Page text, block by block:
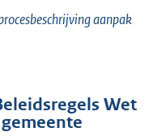
aanpak
Wet